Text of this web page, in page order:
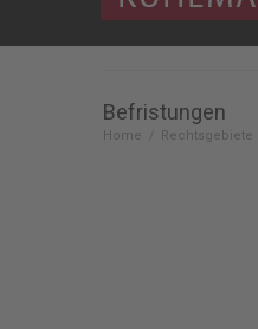
Befristungen
Home Rechtsgebiete